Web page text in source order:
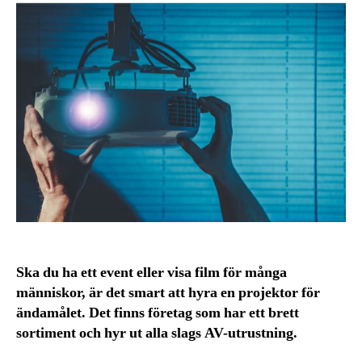
Ska du ha ett event eller visa film för många
människor, är det smart att hyra en projektor för
ändamålet. Det finns företag som har ett brett
sortiment och hyr ut alla slags AV-utrustning.